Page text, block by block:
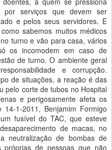
por serviços que devem ser
e pelos seus servidores. E
sabemos muitos médicos
turno e vão para casa, vários
os incomodem em caso de
de turno. O ambiente geral
e corrupção.
de situações, a reação é das
pelo corte de tubos no Hospital
e perigosamente afeta os
1-2011, Benjamim Formigo
fusível do TAC, que esteve
de macas, no
neutralização de bombas de
próprias de pessoas que não